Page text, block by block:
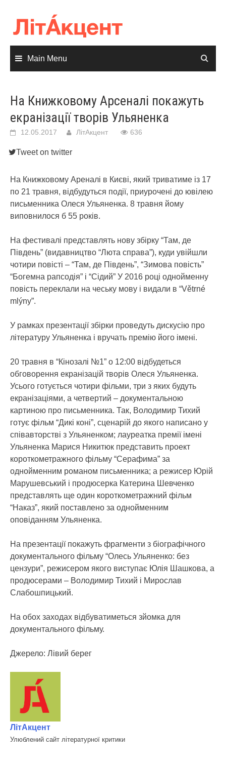
content
Main Menu
На Книжковому Арсеналі покажуть
екранізації творів Ульяненка
12.05.2017 ЛітАкцент 636
Tweet on twitter
На Книжковому Ареналі в Києві, який триватиме із 17
по 21 травня, відбудуться події, приурочені до ювілею
письменника Олеся Ульяненка. 8 травня йому
виповнилося б 55 років.
На фестивалі представлять нову збірку “Там, де
Південь” (видавництво “Люта справа”), куди увійшли
чотири повісті – “Там, де Південь”, “Зимова повість”
“Богемна рапсодія” і “Сідий” У 2016 році однойменну
повість переклали на чеську мову і видали в “Větrné
mlýny”.
У рамках презентації збірки проведуть дискусію про
літературу Ульяненка і вручать премію його імені.
20 травня в “Кінозалі №1” о 12:00 відбудеться
обговорення екранізацій творів Олеся Ульяненка.
Усього готується чотири фільми, три з яких будуть
екранізаціями, а четвертий – документальною
картиною про письменника. Так, Володимир Тихий
готує фільм “Дикі коні”, сценарій до якого написано у
співавторстві з Ульяненком; лауреатка премії імені
Ульяненка Марися Никитюк представить проект
короткометражного фільму “Серафима” за
однойменним романом письменника; а режисер Юрій
Марушевський і продюсерка Катерина Шевченко
представлять ще один короткометражний фільм
“Наказ”, який поставлено за однойменним
оповіданням Ульяненка.
На презентації покажуть фрагменти з біографічного
документального фільму “Олесь Ульяненко: без
цензури”, режисером якого виступає Юлія Шашкова, а
продюсерами – Володимир Тихий і Мирослав
Слабошпицький.
На обох заходах відбуватиметься зйомка для
документального фільму.
Джерело: Лівий берег
ЛітАкцент
Улюблений сайт літературної критики